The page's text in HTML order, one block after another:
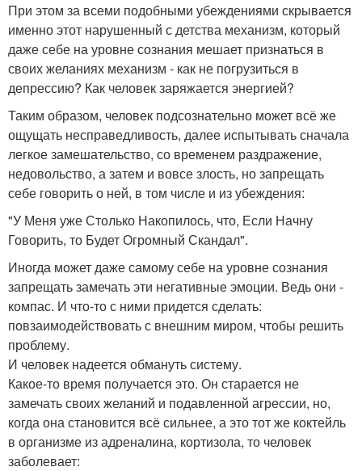
При этом за всеми подобными убеждениями скрывается
именно этот нарушенный с детства механизм, который
даже себе на уровне сознания мешает признаться в
своих желаниях механизм - как не погрузиться в
депрессию? Как человек заряжается энергией?
Таким образом, человек подсознательно может всё же
ощущать несправедливость, далее испытывать сначала
легкое замешательство, со временем раздражение,
недовольство, а затем и вовсе злость, но запрещать
себе говорить о ней, в том числе и из убеждения:
"У Меня уже Столько Накопилось, что, Если Начну
Говорить, то Будет Огромный Скандал".
Иногда может даже самому себе на уровне сознания
запрещать замечать эти негативные эмоции. Ведь они -
компас. И что-то с ними придется сделать:
повзаимодействовать с внешним миром, чтобы решить
проблему.
И человек надеется обмануть систему.
Какое-то время получается это. Он старается не
замечать своих желаний и подавленной агрессии, но,
когда она становится всё сильнее, а это тот же коктейль
в организме из адреналина, кортизола, то человек
заболевает: